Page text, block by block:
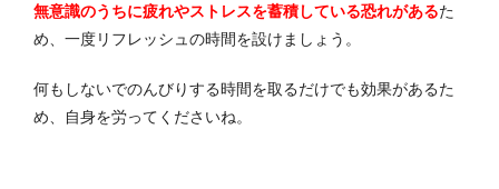
無意識のうちに疲れやストレスを蓄積している恐れがあるた
め、一度リフレッシュの時間を設けましょう。
何もしないでのんびりする時間を取るだけでも効果があるた
め、自身を労ってくださいね。